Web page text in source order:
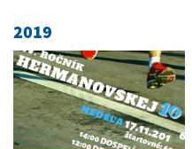
2019